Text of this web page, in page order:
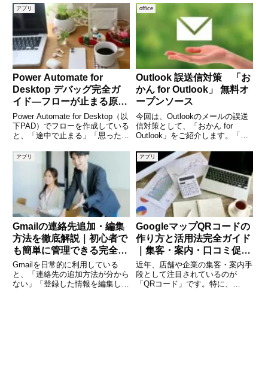
window.adsbygoogle ||
[]).push({});"問題が発生しまし
た。"が出た場合の対処方法エラ
ンストールされていないっという
方向けです。使う機能として、
「Adobe PDF Reade
アプリ
Power Automate for
Desktop デバッグ完全ガ
イド―フローが止まる原因
を特定し、確実に修正する
方法―
Power Automate for Desktop（以
下PAD）でフローを作成している
と、「途中で止まる」「思った通
分からない」といった壁に必ずぶ
つかります。そのようなときに欠
かせないのがデバッグです。デバ
office
Outlook 誤送信対策 「お
かん for Outlook」 無料オ
ープンソース
今回は、Outlookのメールの誤送
信対策として、「おかん for
Outlook」をご紹介します。「お
ースで使用するのに、費用はかか
りません。メール送信前に確認画
面を表示し、項目をチェックしな
いと
アプリ
Gmailの連絡先追加・編集
方法を徹底解説｜初心者で
も簡単に管理できる完全ガ
イド
Gmailを日常的に利用している
と、「連絡先の追加方法が分から
ない」「登録した情報を編集した
アプリ
GoogleマップQRコードの
作り方と活用法完全ガイド
｜集客・案内・口コミ促進
まで徹底解説
近年、店舗や企業の集客・案内手
段として注目されているのが
「QRコード」です。特に、